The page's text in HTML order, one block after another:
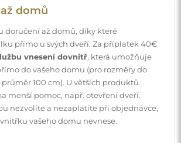
domů
doručení až domů, díky které
přímo u svých dveří. Za příplatek 40€
vnesení dovnitř, která umožňuje
do vašeho domu (pro rozměry do
průměr 100 cm). U větších produktů
menší pomoc, např. otevření dveří.
nezvolíte a nezaplatíte při objednávce,
vašeho domu nevnese.